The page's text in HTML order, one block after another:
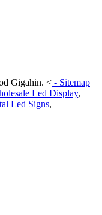
Gigahin. < - Sitemap
Led Display,
Led Signs,